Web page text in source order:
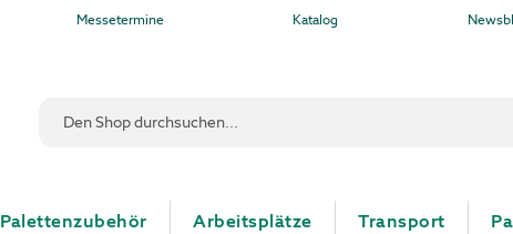
Messetermine Katalog
Palettenzubehör Arbeitsplätze Transport